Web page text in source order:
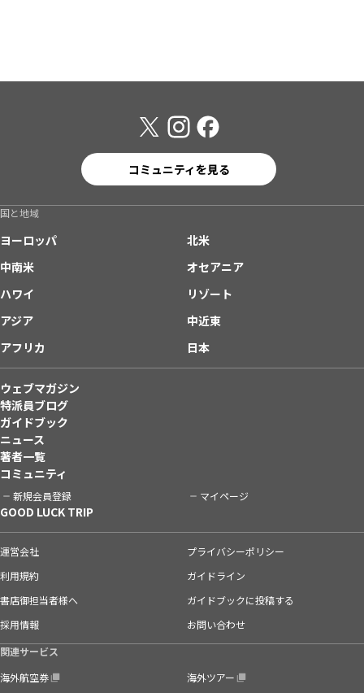
コミュニティを見る
国と地域
ヨーロッパ
北米
中南米
オセアニア
ハワイ
リゾート
アジア
中近東
アフリカ
日本
ウェブマガジン
特派員ブログ
ガイドブック
ニュース
著者一覧
コミュニティ
新規会員登録 マイページ
GOOD LUCK TRIP
運営会社
プライバシーポリシー
利用規約
ガイドライン
書店御担当者様へ
ガイドブックに投稿する
採用情報
お問い合わせ
関連サービス
海外航空券
海外ツアー